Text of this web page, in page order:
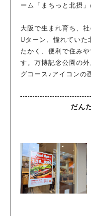
ーム「まちっと北摂
大阪で生まれ育ち、
Uターン、憧れていた
たかく、便利で住み
す。万博記念公園の
グコース♪アイコンの
だん